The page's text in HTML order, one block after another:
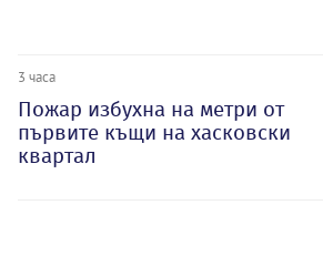
3 часа
Пожар избухна на метри от
първите къщи на хасковски
квартал